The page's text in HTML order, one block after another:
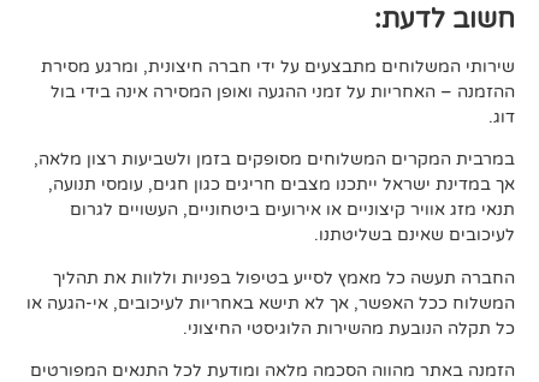
מתבצעים על ידי חברה חיצונית, ומרגע מסירת
על זמני ההגעה ואופן המסירה אינה בידי בול
המשלוחים מסופקים בזמן ולשביעות רצון מלאה,
ייתכנו מצבים חריגים כגון חגים, עומסי תנועה,
או אירועים ביטחוניים, העשויים לגרום
בשליטתנו.
מאמץ לסייע בטיפול בפניות וללוות את תהליך
אך לא תישא באחריות לעיכובים, אי-הגעה או
מהשירות הלוגיסטי החיצוני.
הסכמה מלאה ומודעת לכל התנאים המפורטים